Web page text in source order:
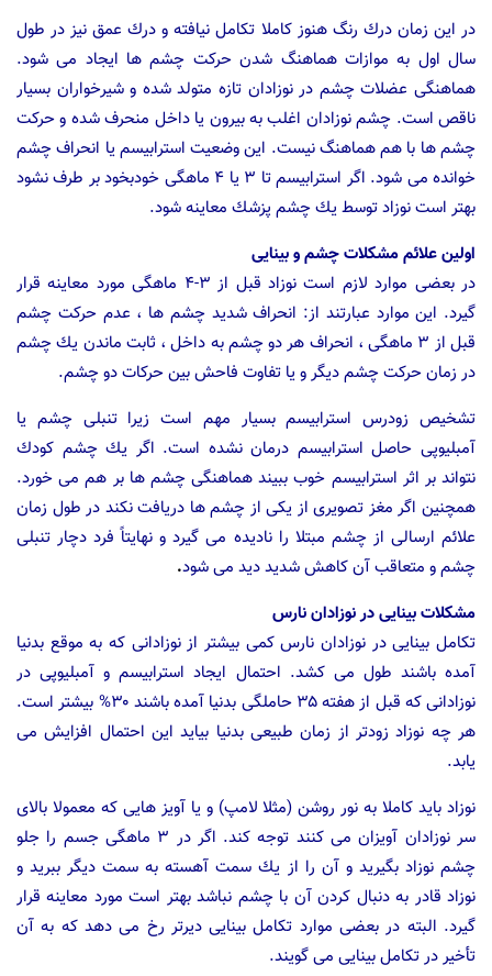
در این زمان درك رنگ هنوز كاملا تكامل نیافته و درك عمق نیز در طول
سال اول به موازات هماهنگ شدن حركت چشم ها ایجاد می شود.
هماهنگی عضلات چشم در نوزادان تازه متولد شده و شیرخواران بسیار
ناقص است. چشم نوزادان اغلب به بیرون یا داخل منحرف شده و حركت
چشم ها با هم هماهنگ نیست. این وضعیت استرابیسم یا انحراف چشم
خوانده می شود. اگر استرابیسم تا ۳ یا ۴ ماهگی خودبخود بر طرف نشود
بهتر است نوزاد توسط یك چشم پزشك معاینه شود.
اولین علائم مشكلات چشم و بینایی
در بعضی موارد لازم است نوزاد قبل از ۳-۴ ماهگی مورد معاینه قرار
گیرد. این موارد عبارتند از: انحراف شدید چشم ها ، عدم حركت چشم
قبل از ۳ ماهگی ، انحراف هر دو چشم به داخل ، ثابت ماندن یك چشم
در زمان حركت چشم دیگر و یا تفاوت فاحش بین حركات دو چشم.
تشخیص زودرس استرابیسم بسیار مهم است زیرا تنبلی چشم یا
آمبلیوپی حاصل استرابیسم درمان نشده است. اگر یك چشم كودك
نتواند بر اثر استرابیسم خوب ببیند هماهنگی چشم ها بر هم می خورد.
همچنین اگر مغز تصویری از یكی از چشم ها دریافت نكند در طول زمان
علائم ارسالی از چشم مبتلا را نادیده می گیرد و نهایتاً فرد دچار تنبلی
چشم و متعاقب آن كاهش شدید دید می شود.
مشكلات بینایی در نوزادان نارس
تكامل بینایی در نوزادان نارس كمی بیشتر از نوزادانی كه به موقع بدنیا
آمده باشند طول می كشد. احتمال ایجاد استرابیسم و آمبلیوپی در
نوزادانی كه قبل از هفته ۳۵ حاملگی بدنیا آمده باشند ۳۰% بیشتر است.
هر چه نوزاد زودتر از زمان طبیعی بدنیا بیاید این احتمال افزایش می
یابد.
نوزاد باید كاملا به نور روشن (مثلا لامپ) و یا آویز هایی كه معمولا بالای
سر نوزادان آویزان می كنند توجه كند. اگر در ۳ ماهگی جسم را جلو
چشم نوزاد بگیرید و آن را از یك سمت آهسته به سمت دیگر ببرید و
نوزاد قادر به دنبال كردن آن با چشم نباشد بهتر است مورد معاینه قرار
گیرد. البته در بعضی موارد تكامل بینایی دیرتر رخ می دهد كه به آن
تأخیر در تكامل بینایی می گویند.